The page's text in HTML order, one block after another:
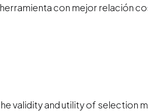
con mejor relación
The validity and utility of